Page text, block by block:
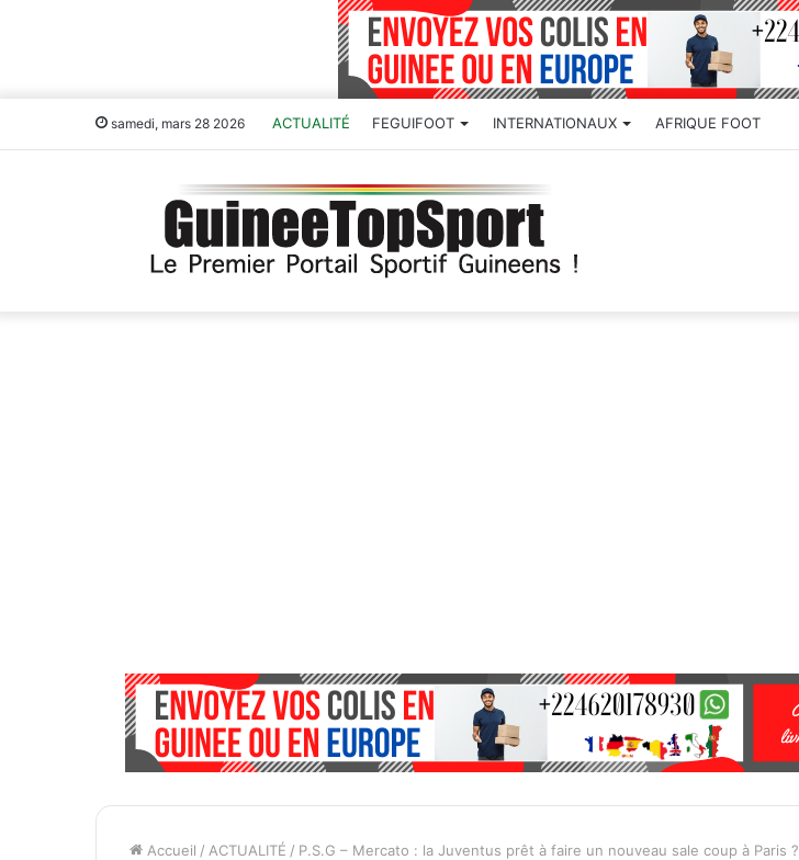
samedi, mars 28 2026 ACTUALITÉ FEGUIFOOT INTERNATIONAUX AFRIQUE FOOT
Accueil / ACTUALITÉ / P.S.G – Mercato : la Juventus prêt à faire un nouveau sale coup à Paris ?